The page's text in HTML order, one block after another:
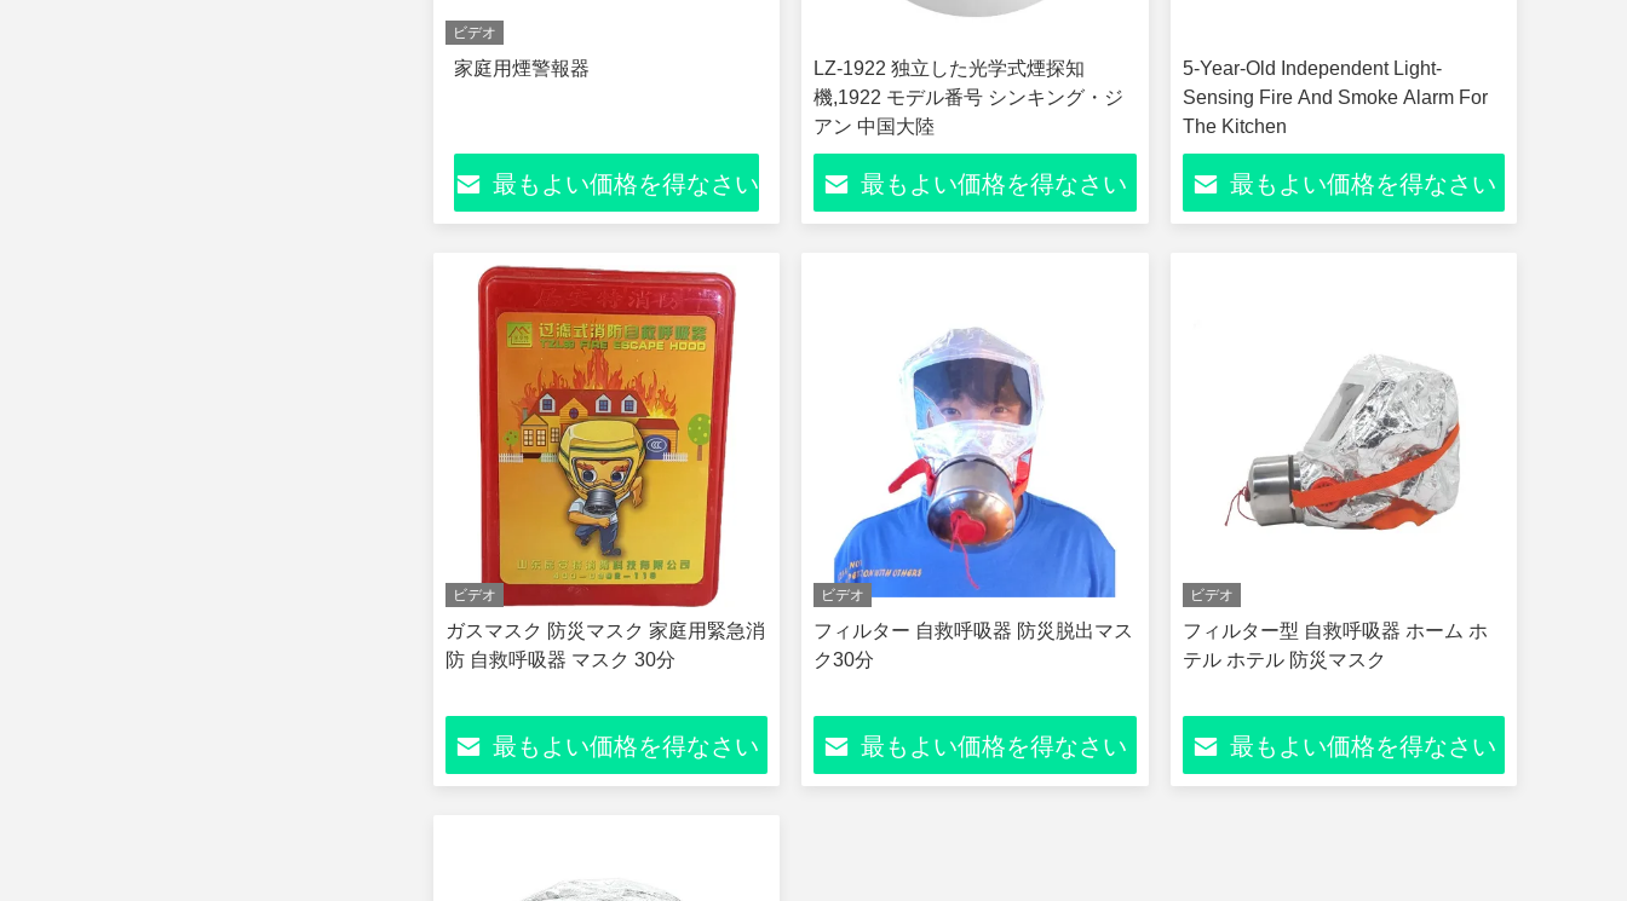
ビデオ
家庭用煙警報器
最もよい価格を得なさい
LZ-1922 独立した光学式煙探知
機,1922 モデル番号 シンキング・ジ
アン 中国大陸
最もよい価格を得なさい
5-Year-Old Independent Light-
Sensing Fire And Smoke Alarm For
The Kitchen
最もよい価格を得なさい
ビデオ
ガスマスク 防災マスク 家庭用緊急消
防 自救呼吸器 マスク 30分
最もよい価格を得なさい
ビデオ
フィルター 自救呼吸器 防災脱出マス
ク30分
最もよい価格を得なさい
ビデオ
フィルター型 自救呼吸器 ホーム ホ
テル ホテル 防災マスク
最もよい価格を得なさい